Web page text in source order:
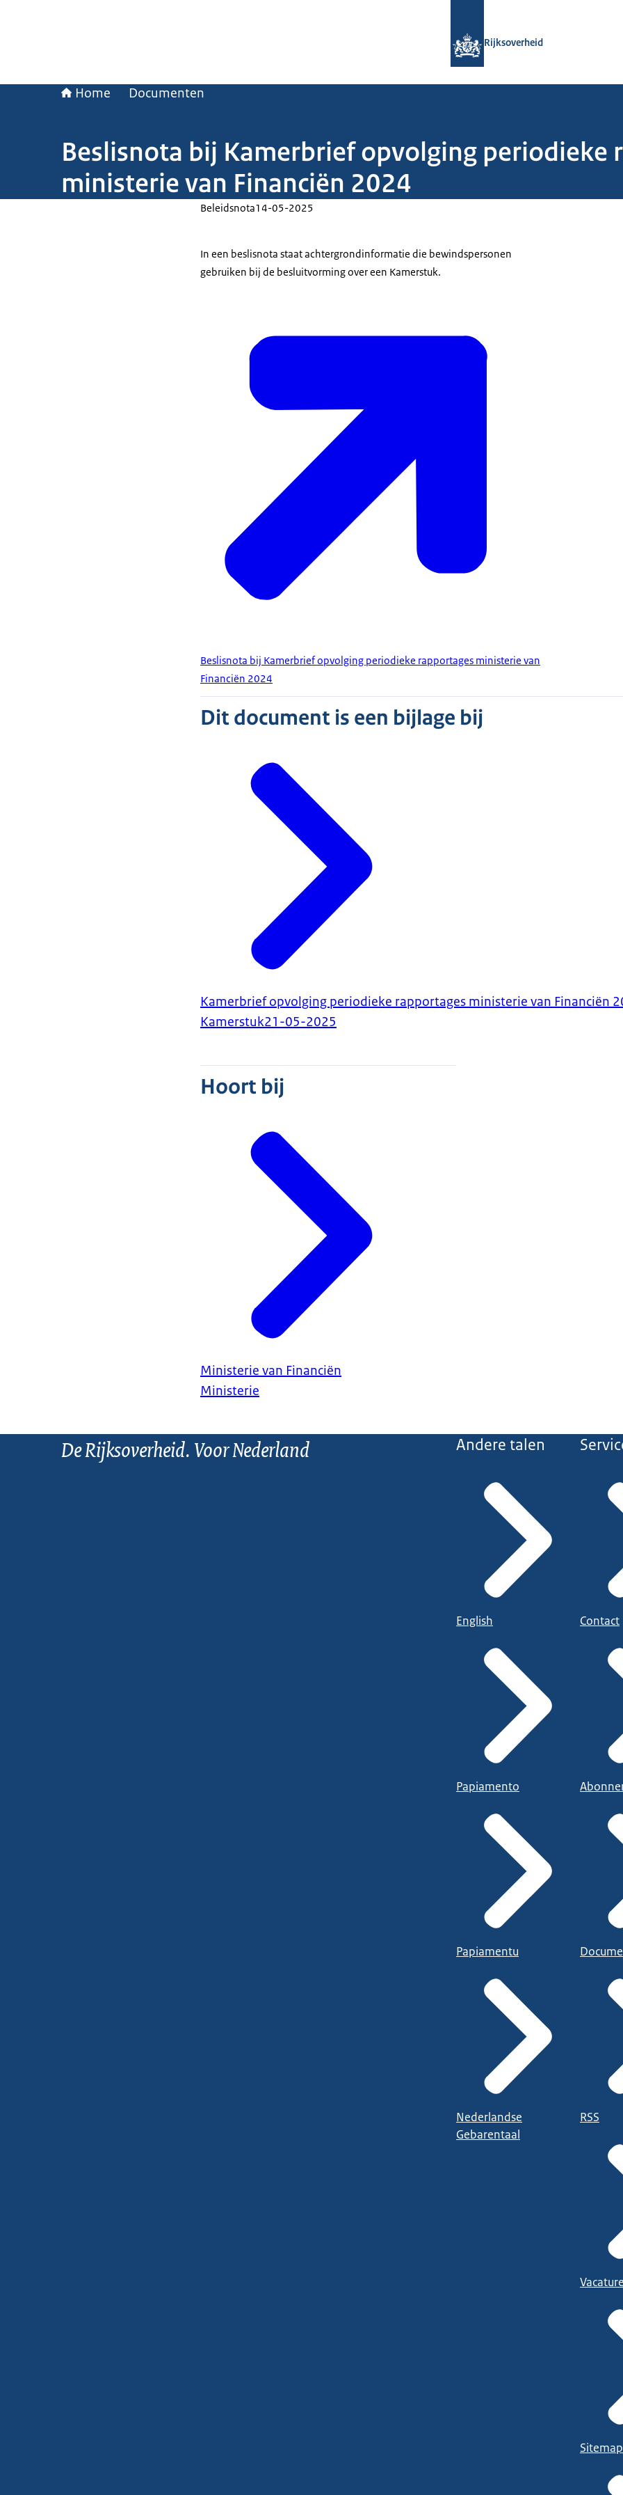
Rijksoverheid
Home Documenten
Beslisnota bij Kamerbrief opvolging periodieke
ministerie van Financiën 2024
Beleidsnota14-05-2025
In een beslisnota staat achtergrondinformatie die bewindspersonen
gebruiken bij de besluitvorming over een Kamerstuk.
Beslisnota bij Kamerbrief opvolging periodieke rapportages ministerie van
Financiën 2024
Dit document is een bijlage bij
Kamerbrief opvolging periodieke rapportages ministerie van Financiën
Kamerstuk21-05-2025
Hoort bij
Ministerie van Financiën
Ministerie
De Rijksoverheid. Voor Nederland Andere talen
English
Papiamento
Papiamentu
Nederlandse
Gebarentaal
Contact
RSS
Sitemap